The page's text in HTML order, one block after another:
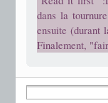
dans la
ensuite (durant
Finalement,